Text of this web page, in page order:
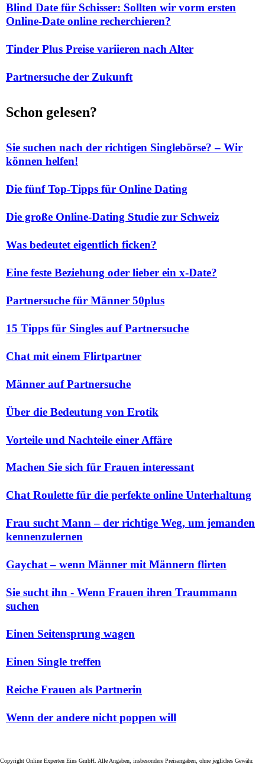
Blind Date für Schisser: Sollten wir vorm ersten
Online-Date online recherchieren?
Tinder Plus Preise variieren nach Alter
Partnersuche der Zukunft
Schon gelesen?
Sie suchen nach der richtigen Singlebörse? – Wir
können helfen!
Die fünf Top-Tipps für Online Dating
Die große Online-Dating Studie zur Schweiz
Was bedeutet eigentlich ficken?
Eine feste Beziehung oder lieber ein x-Date?
Partnersuche für Männer 50plus
15 Tipps für Singles auf Partnersuche
Chat mit einem Flirtpartner
Männer auf Partnersuche
Über die Bedeutung von Erotik
Vorteile und Nachteile einer Affäre
Machen Sie sich für Frauen interessant
Chat Roulette für die perfekte online Unterhaltung
Frau sucht Mann – der richtige Weg, um jemanden
kennenzulernen
Gaychat – wenn Männer mit Männern flirten
Sie sucht ihn - Wenn Frauen ihren Traummann
suchen
Einen Seitensprung wagen
Einen Single treffen
Reiche Frauen als Partnerin
Wenn der andere nicht poppen will
Copyright Online Experten Eins GmbH. Alle Angaben, insbesondere Preisangaben, ohne jegliches Gewähr.